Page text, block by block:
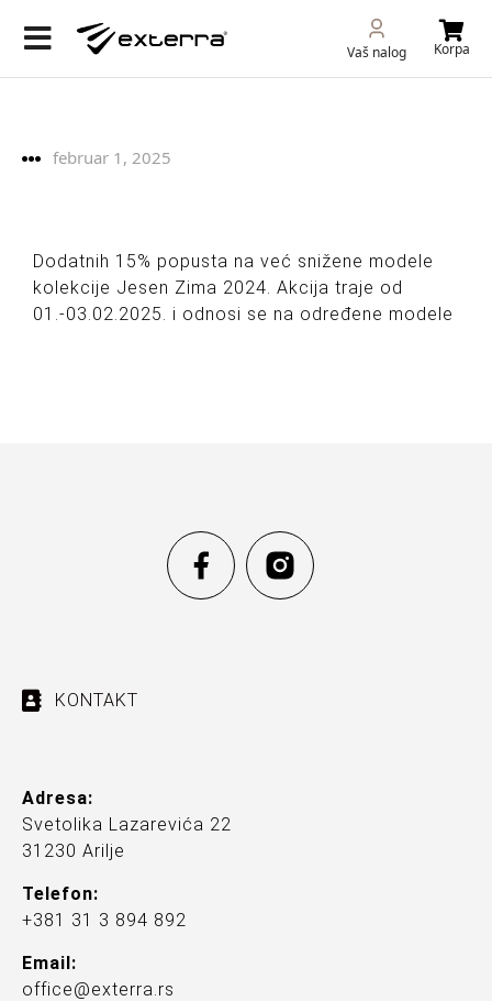
Vaš nalog Korpa
februar 1, 2025
Dodatnih 15% popusta na već snižene modele
kolekcije Jesen Zima 2024. Akcija traje od
01.-03.02.2025. i odnosi se na određene modele
KONTAKT
Adresa:
Svetolika Lazarevića 22
31230 Arilje
Telefon:
+381 31 3 894 892
Email:
office@exterra.rs